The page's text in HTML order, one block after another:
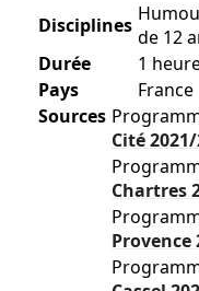
Disciplines de 12
Durée
1
Pays
France
Sources
Cité
Chartres
Provence